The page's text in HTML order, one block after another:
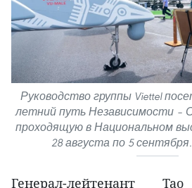
Руководство группы Viettel
летний путь Независимости –
проходящую в Национальном
28 августа по 5
Генерал-лейтенант